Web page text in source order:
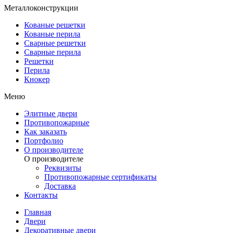
Металлоконструкции
Кованые решетки
Кованые перила
Сварные решетки
Сварные перила
Решетки
Перила
Кнокер
Меню
Элитные двери
Противопожарные
Как заказать
Портфолио
О производителе
О производителе
Реквизиты
Противопожарные сертификаты
Доставка
Контакты
Главная
Двери
Декоративные двери